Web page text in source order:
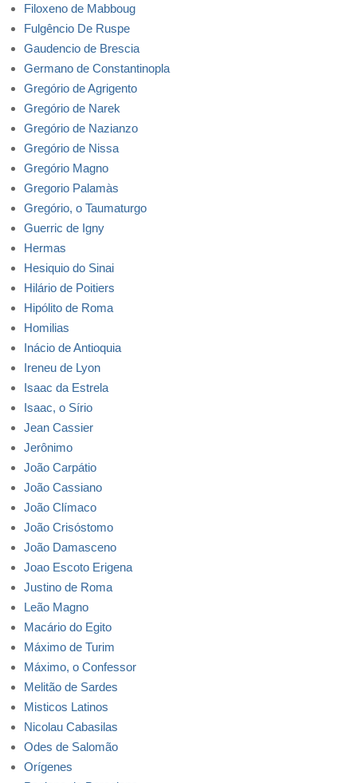
Filoxeno de Mabboug
Fulgêncio De Ruspe
Gaudencio de Brescia
Germano de Constantinopla
Gregório de Agrigento
Gregório de Narek
Gregório de Nazianzo
Gregório de Nissa
Gregório Magno
Gregorio Palamàs
Gregório, o Taumaturgo
Guerric de Igny
Hermas
Hesiquio do Sinai
Hilário de Poitiers
Hipólito de Roma
Homilias
Inácio de Antioquia
Ireneu de Lyon
Isaac da Estrela
Isaac, o Sírio
Jean Cassier
Jerônimo
João Carpátio
João Cassiano
João Clímaco
João Crisóstomo
João Damasceno
Joao Escoto Erigena
Justino de Roma
Leão Magno
Macário do Egito
Máximo de Turim
Máximo, o Confessor
Melitão de Sardes
Misticos Latinos
Nicolau Cabasilas
Odes de Salomão
Orígenes